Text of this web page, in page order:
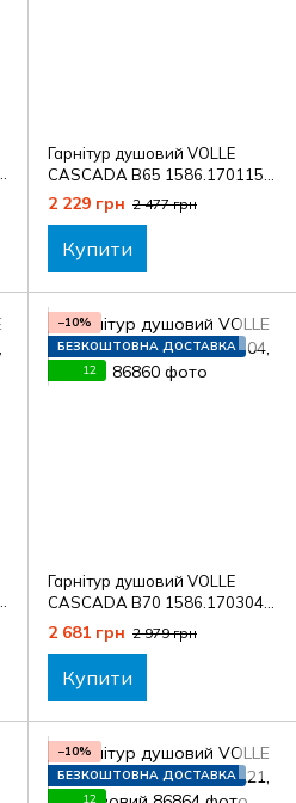
Гарнітур душовий VOLLE
CASCADA B65 1586.170115,
золотий
2 229 грн 2 477 грн
Купити
−10%
БЕЗКОШТОВНА ДОСТАВКА
12
Гарнітур душовий VOLLE
CASCADA B70 1586.170304,
чорний
2 681 грн 2 979 грн
Купити
−10%
БЕЗКОШТОВНА ДОСТАВКА
12